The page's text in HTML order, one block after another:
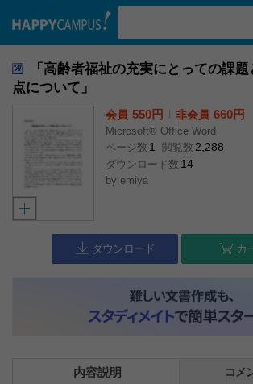
「高齢者福祉の充実にとっての課
点について」
会員 550円 非会員 660円
Microsoft® Office Word
ページ数 1 閲覧数 2,288
ダウンロード数 14
by emiya
ダウンロード カ
内容説明 コメ